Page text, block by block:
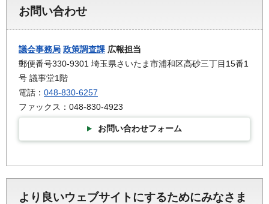
お問い合わせ
議会事務局 政策調査課 広報担当
郵便番号330-9301 埼玉県さいたま市浦和区高砂三丁目15番1
号 議事堂1階
電話： 048-830-6257
ファックス：048-830-4923
お問い合わせフォーム
より良いウェブサイトにするためにみなさま